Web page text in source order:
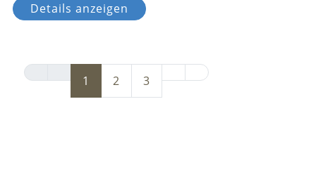
Details anzeigen
1 2 3